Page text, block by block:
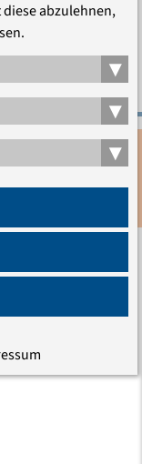
Anmeldung
abzulehnen,
▾
▾
▾